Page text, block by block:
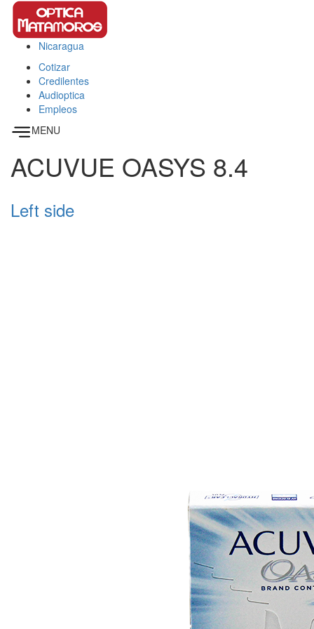
Pasar al contenido principal
This page can't load Google Maps correctly.
Do you own this website?
Nicaragua
Cotizar
Credilentes
Audioptica
Empleos
MENU
ACUVUE OASYS 8.4
Left side